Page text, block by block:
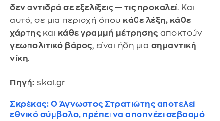
δεν αντιδρά σε εξελίξεις — τις προκαλεί. Και
αυτό, σε μια περιοχή όπου κάθε λέξη, κάθε
χάρτης και κάθε γραμμή μέτρησης αποκτούν
γεωπολιτικό βάρος, είναι ήδη μια σημαντική
νίκη.
Πηγή: skai.gr
Σκρέκας: Ο Άγνωστος Στρατιώτης αποτελεί
εθνικό σύμβολο, πρέπει να αποπνέει σεβασμό